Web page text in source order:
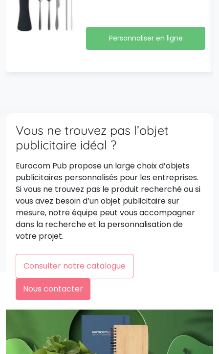
Personnaliser en ligne
Vous ne trouvez pas l’objet
publicitaire idéal ?
Eurocom Pub propose un large choix d’objets
publicitaires personnalisés pour les entreprises.
Si vous ne trouvez pas le produit recherché ou si
vous avez besoin d’un objet publicitaire sur
mesure, notre équipe peut vous accompagner
dans la recherche et la personnalisation de
votre projet.
Consulter notre catalogue
Nous contacter